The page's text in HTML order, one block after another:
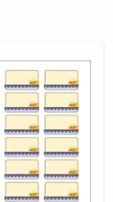
재질 설명
재질 설명
재질 설명